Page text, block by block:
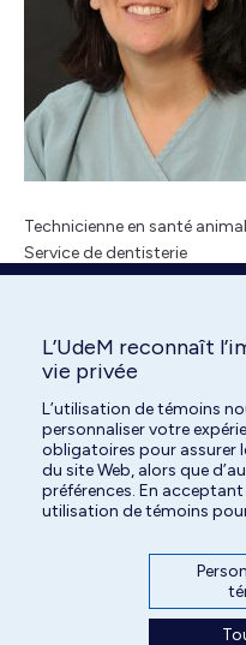
Technicienne en santé
Service de dentisterie
Search:
L’UdeM reconnaît
vie privée
L’utilisation de témoins
personnaliser votre
obligatoires pour assurer
du site Web, alors que
préférences. En
utilisation de témoins